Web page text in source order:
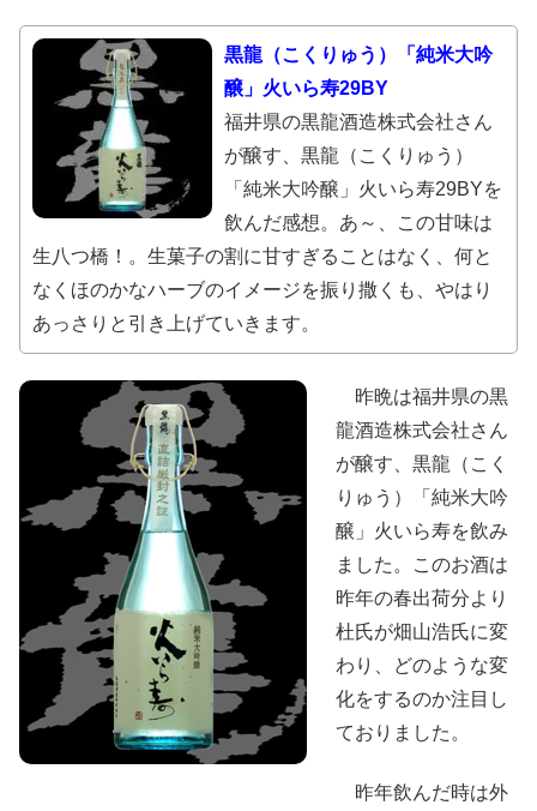
黒龍（こくりゅう）「純米大吟
醸」火いら寿29BY
福井県の黒龍酒造株式会社さん
が醸す、黒龍（こくりゅう）
「純米大吟醸」火いら寿29BYを
飲んだ感想。あ～、この甘味は
生八つ橋！。生菓子の割に甘すぎることはなく、何と
なくほのかなハーブのイメージを振り撒くも、やはり
あっさりと引き上げていきます。
昨晩は福井県の黒
龍酒造株式会社さん
が醸す、黒龍（こく
りゅう）「純米大吟
醸」火いら寿を飲み
ました。このお酒は
昨年の春出荷分より
杜氏が畑山浩氏に変
わり、どのような変
化をするのか注目し
ておりました。
昨年飲んだ時は外